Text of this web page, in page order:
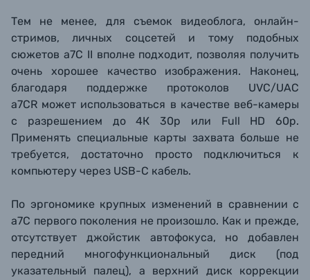
Тем не менее, для съемок видеоблога, онлайн-
стримов, личных соцсетей и тому подобных
сюжетов a7C II вполне подходит, позволяя получить
очень хорошее качество изображения. Наконец,
благодаря поддержке протоколов UVC/UAC
a7CR может использоваться в качестве веб-камеры
с разрешением до 4К 30р или Full HD 60p.
Применять специальные карты захвата больше не
требуется, достаточно просто подключиться к
компьютеру через USB-C кабель.
По эргономике крупных изменений в сравнении с
a7C первого поколения не произошло. Как и прежде,
отсутствует джойстик автофокуса, но добавлен
передний многофункциональный диск (под
указательный палец), а верхний диск коррекции